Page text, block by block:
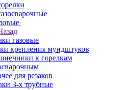
газовые
крепления мундштуков
к горелкам
для резаков
3-х трубные